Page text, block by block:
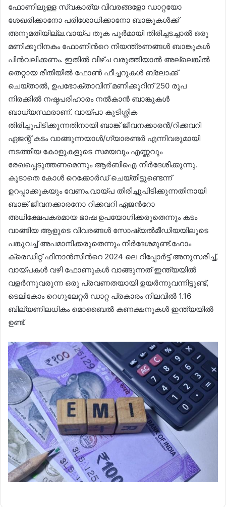
ഫോണിലുള്ള സ്വകാര്യ വിവരങ്ങളോ ഡാറ്റയോ
ശേഖരിക്കാനോ പരിശോധിക്കാനോ ബാങ്കുകൾക്ക്
അനുമതിയില്ല.വായ്പ തുക പൂർമായി തിരിച്ചടച്ചാൽ ഒരു
മണിക്കൂറിനകം ഫോണിന്‍റെ നിയന്ത്രണങ്ങൾ ബാങ്കുകൾ
പിൻവലിക്കണം. ഇതിൽ വീഴ്ച വരുത്തിയാൽ അല്ലെങ്കിൽ
തെറ്റായ രീതിയിൽ ഫോൺ ഫീച്ചറുകൾ ബ്ലോക്ക്
ചെയ്താൽ, ഉപഭോക്താവിന് മണിക്കൂറിന് 250 രൂപ
നിരക്കിൽ നഷ്ടപരിഹാരം നൽകാൻ ബാങ്കുകൾ
ബാധ്യസ്ഥരാണ്. വായ്പാ കുടിശ്ശിക
തിരിച്ചുപിടിക്കുന്നതിനായി ബാങ്ക് ജീവനക്കാരൻ/റിക്കവറി
ഏജന്റ് കടം വാങ്ങുന്നയാൾ/ഗ്യാരണ്ടർ എന്നിവരുമായി
നടത്തിയ കോളുകളുടെ സമയവും എണ്ണവും
രേഖപ്പെടുത്തണമെന്നും ആര്‍ബിഐ നിര്‍ദേശിക്കുന്നു.
കൂടാതെ കോൾ റെക്കോര്‍ഡ് ചെയ്തിട്ടുണ്ടെന്ന്
ഉറപ്പാക്കുകയും വേണം.വായ്പ തിരിച്ചുപിടിക്കുന്നതിനായി
ബാങ്ക് ജീവനക്കാരനോ റിക്കവറി ഏജന്‍റോ
അധിക്ഷേപകരമായ ഭാഷ ഉപയോഗിക്കരുതെന്നും കടം
വാങ്ങിയ ആളുടെ വിവരങ്ങൾ സോഷ്യൽമീഡിയയിലൂടെ
പങ്കുവച്ച് അപമാനിക്കരുതെന്നും നിര്‍ദേശമുണ്ട്.ഹോം
ക്രെഡിറ്റ് ഫിനാൻസിന്‍റെ 2024 ലെ റിപ്പോർട്ട് അനുസരിച്ച്,
വായ്പകൾ വഴി ഫോണുകൾ വാങ്ങുന്നത് ഇന്ത്യയിൽ
വളർന്നുവരുന്ന ഒരു പ്രവണതയായി ഉയർന്നുവന്നിട്ടുണ്ട്,
ടെലികോം റെഗുലേറ്റർ ഡാറ്റ പ്രകാരം നിലവിൽ 1.16
ബില്യണിലധികം മൊബൈൽ കണക്ഷനുകൾ ഇന്ത്യയിൽ
ഉണ്ട്.